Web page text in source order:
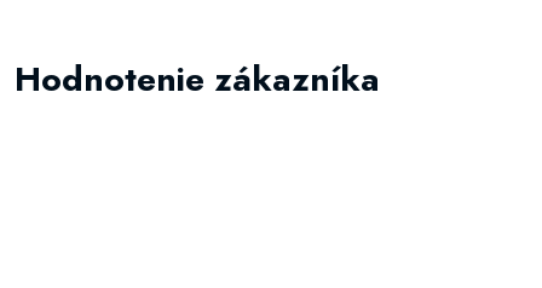
Hodnotenie zákazníka